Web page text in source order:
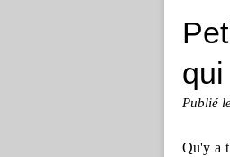
Publié
Qu'y a